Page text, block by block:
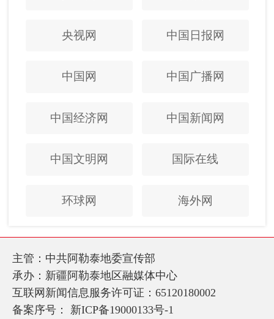
央视网 中国日报网
中国网 中国广播网
中国经济网 中国新闻网
中国文明网 国际在线
环球网 海外网
主管：中共阿勒泰地委宣传部
承办：新疆阿勒泰地区融媒体中心
互联网新闻信息服务许可证：65120180002
备案序号： 新ICP备19000133号-1